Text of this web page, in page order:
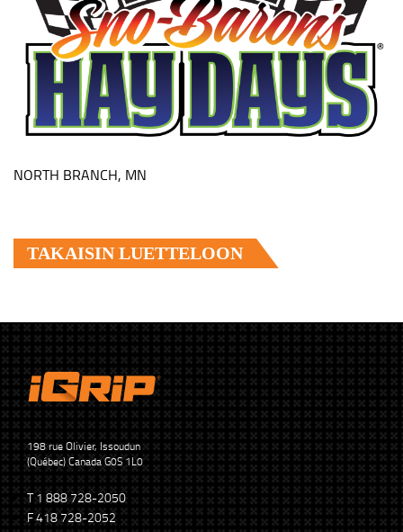
NORTH BRANCH, MN
TAKAISIN LUETTELOON
198 rue Olivier, Issoudun
(Québec) Canada G0S 1L0
T 1 888 728-2050
F 418 728-2052